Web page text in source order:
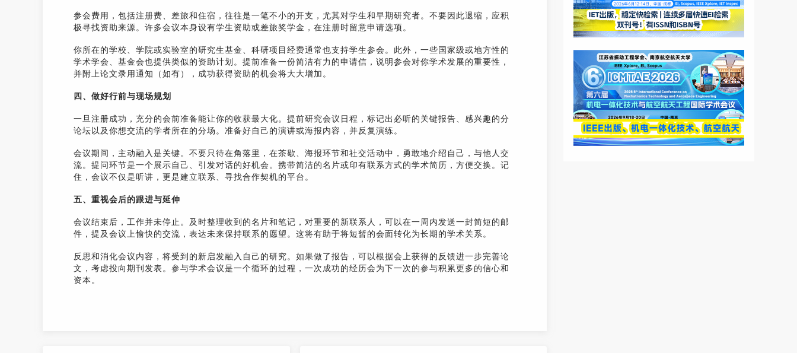
参会费用，包括注册费、差旅和住宿，往往是一笔不小的开支，尤其对学生和早期研究者。不要因此退缩，应积
极寻找资助来源。许多会议本身设有学生资助或差旅奖学金，在注册时留意申请选项。
你所在的学校、学院或实验室的研究生基金、科研项目经费通常也支持学生参会。此外，一些国家级或地方性的
学术学会、基金会也提供类似的资助计划。提前准备一份简洁有力的申请信，说明参会对你学术发展的重要性，
并附上论文录用通知（如有），成功获得资助的机会将大大增加。
四、做好行前与现场规划
一旦注册成功，充分的会前准备能让你的收获最大化。提前研究会议日程，标记出必听的关键报告、感兴趣的分
论坛以及你想交流的学者所在的分场。准备好自己的演讲或海报内容，并反复演练。
会议期间，主动融入是关键。不要只待在角落里，在茶歇、海报环节和社交活动中，勇敢地介绍自己，与他人交
流。提问环节是一个展示自己、引发对话的好机会。携带简洁的名片或印有联系方式的学术简历，方便交换。记
住，会议不仅是听讲，更是建立联系、寻找合作契机的平台。
五、重视会后的跟进与延伸
会议结束后，工作并未停止。及时整理收到的名片和笔记，对重要的新联系人，可以在一周内发送一封简短的邮
件，提及会议上愉快的交流，表达未来保持联系的愿望。这将有助于将短暂的会面转化为长期的学术关系。
反思和消化会议内容，将受到的新启发融入自己的研究。如果做了报告，可以根据会上获得的反馈进一步完善论
文，考虑投向期刊发表。参与学术会议是一个循环的过程，一次成功的经历会为下一次的参与积累更多的信心和
资本。